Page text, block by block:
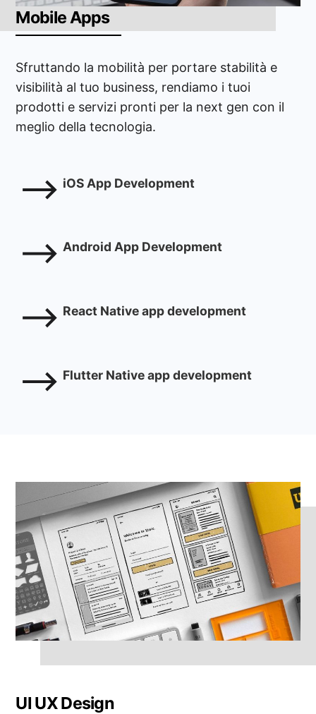
Mobile Apps
Sfruttando la mobilità per portare stabilità e
visibilità al tuo business, rendiamo i tuoi
prodotti e servizi pronti per la next gen con il
meglio della tecnologia.
iOS App Development
Android App Development
React Native app development
Flutter Native app development
UI UX Design